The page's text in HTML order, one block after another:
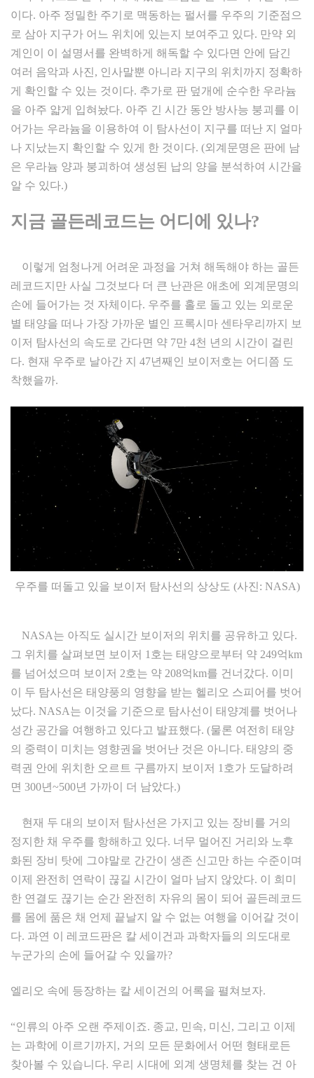
이다. 아주 정밀한 주기로 맥동하는 펄서를 우주의 기준점으
로 삼아 지구가 어느 위치에 있는지 보여주고 있다. 만약 외
계인이 이 설명서를 완벽하게 해독할 수 있다면 안에 담긴
여러 음악과 사진, 인사말뿐 아니라 지구의 위치까지 정확하
게 확인할 수 있는 것이다. 추가로 판 덮개에 순수한 우라늄
을 아주 얇게 입혀놨다. 아주 긴 시간 동안 방사능 붕괴를 이
어가는 우라늄을 이용하여 이 탐사선이 지구를 떠난 지 얼마
나 지났는지 확인할 수 있게 한 것이다. (외계문명은 판에 남
은 우라늄 양과 붕괴하여 생성된 납의 양을 분석하여 시간을
알 수 있다.)
지금 골든레코드는 어디에 있나?
이렇게 엄청나게 어려운 과정을 거쳐 해독해야 하는 골든
레코드지만 사실 그것보다 더 큰 난관은 애초에 외계문명의
손에 들어가는 것 자체이다. 우주를 홀로 돌고 있는 외로운
별 태양을 떠나 가장 가까운 별인 프록시마 센타우리까지 보
이저 탐사선의 속도로 간다면 약 7만 4천 년의 시간이 걸린
다. 현재 우주로 날아간 지 47년째인 보이저호는 어디쯤 도
착했을까.
우주를 떠돌고 있을 보이저 탐사선의 상상도 (사진: NASA)
NASA는 아직도 실시간 보이저의 위치를 공유하고 있다.
그 위치를 살펴보면 보이저 1호는 태양으로부터 약 249억km
를 넘어섰으며 보이저 2호는 약 208억km를 건너갔다. 이미
이 두 탐사선은 태양풍의 영향을 받는 헬리오 스피어를 벗어
났다. NASA는 이것을 기준으로 탐사선이 태양계를 벗어나
성간 공간을 여행하고 있다고 발표했다. (물론 여전히 태양
의 중력이 미치는 영향권을 벗어난 것은 아니다. 태양의 중
력권 안에 위치한 오르트 구름까지 보이저 1호가 도달하려
면 300년~500년 가까이 더 남았다.)
현재 두 대의 보이저 탐사선은 가지고 있는 장비를 거의
정지한 채 우주를 항해하고 있다. 너무 멀어진 거리와 노후
화된 장비 탓에 그야말로 간간이 생존 신고만 하는 수준이며
이제 완전히 연락이 끊길 시간이 얼마 남지 않았다. 이 희미
한 연결도 끊기는 순간 완전히 자유의 몸이 되어 골든레코드
를 몸에 품은 채 언제 끝날지 알 수 없는 여행을 이어갈 것이
다. 과연 이 레코드판은 칼 세이건과 과학자들의 의도대로
누군가의 손에 들어갈 수 있을까?
엘리오 속에 등장하는 칼 세이건의 어록을 펼쳐보자.
“인류의 아주 오랜 주제이죠. 종교, 민속, 미신, 그리고 이제
는 과학에 이르기까지, 거의 모든 문화에서 어떤 형태로든
찾아볼 수 있습니다. 우리 시대에 외계 생명체를 찾는 건 아